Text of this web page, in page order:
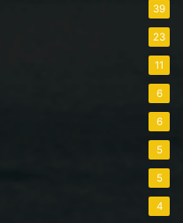
39
23
11
6
6
5
5
4